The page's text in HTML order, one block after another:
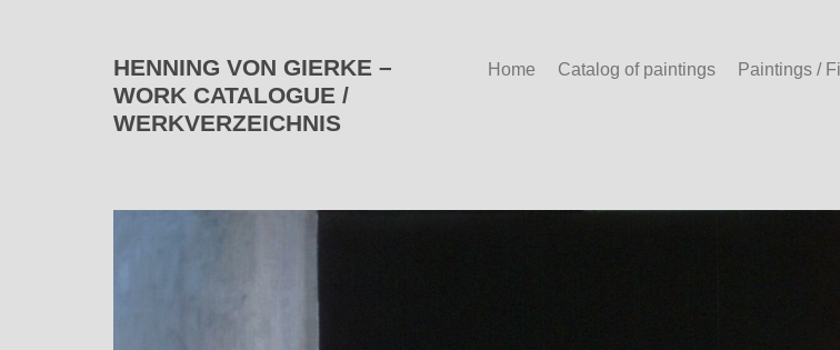
HENNING VON GIERKE –
WORK CATALOGUE /
WERKVERZEICHNIS
Home Catalog of paintings Paintings /